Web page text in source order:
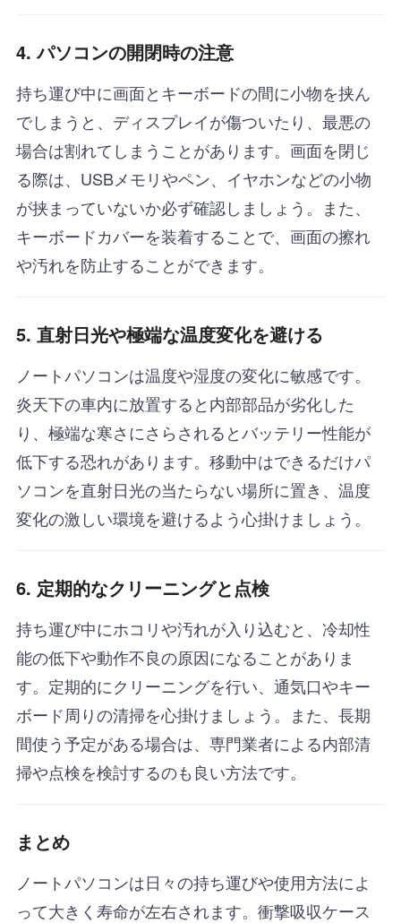
4. パソコンの開閉時の注意
持ち運び中に画面とキーボードの間に小物を挟ん
でしまうと、ディスプレイが傷ついたり、最悪の
場合は割れてしまうことがあります。画面を閉じ
る際は、USBメモリやペン、イヤホンなどの小物
が挟まっていないか必ず確認しましょう。また、
キーボードカバーを装着することで、画面の擦れ
や汚れを防止することができます。
5. 直射日光や極端な温度変化を避ける
ノートパソコンは温度や湿度の変化に敏感です。
炎天下の車内に放置すると内部部品が劣化した
り、極端な寒さにさらされるとバッテリー性能が
低下する恐れがあります。移動中はできるだけパ
ソコンを直射日光の当たらない場所に置き、温度
変化の激しい環境を避けるよう心掛けましょう。
6. 定期的なクリーニングと点検
持ち運び中にホコリや汚れが入り込むと、冷却性
能の低下や動作不良の原因になることがありま
す。定期的にクリーニングを行い、通気口やキー
ボード周りの清掃を心掛けましょう。また、長期
間使う予定がある場合は、専門業者による内部清
掃や点検を検討するのも良い方法です。
まとめ
ノートパソコンは日々の持ち運びや使用方法によ
って大きく寿命が左右されます。衝撃吸収ケース